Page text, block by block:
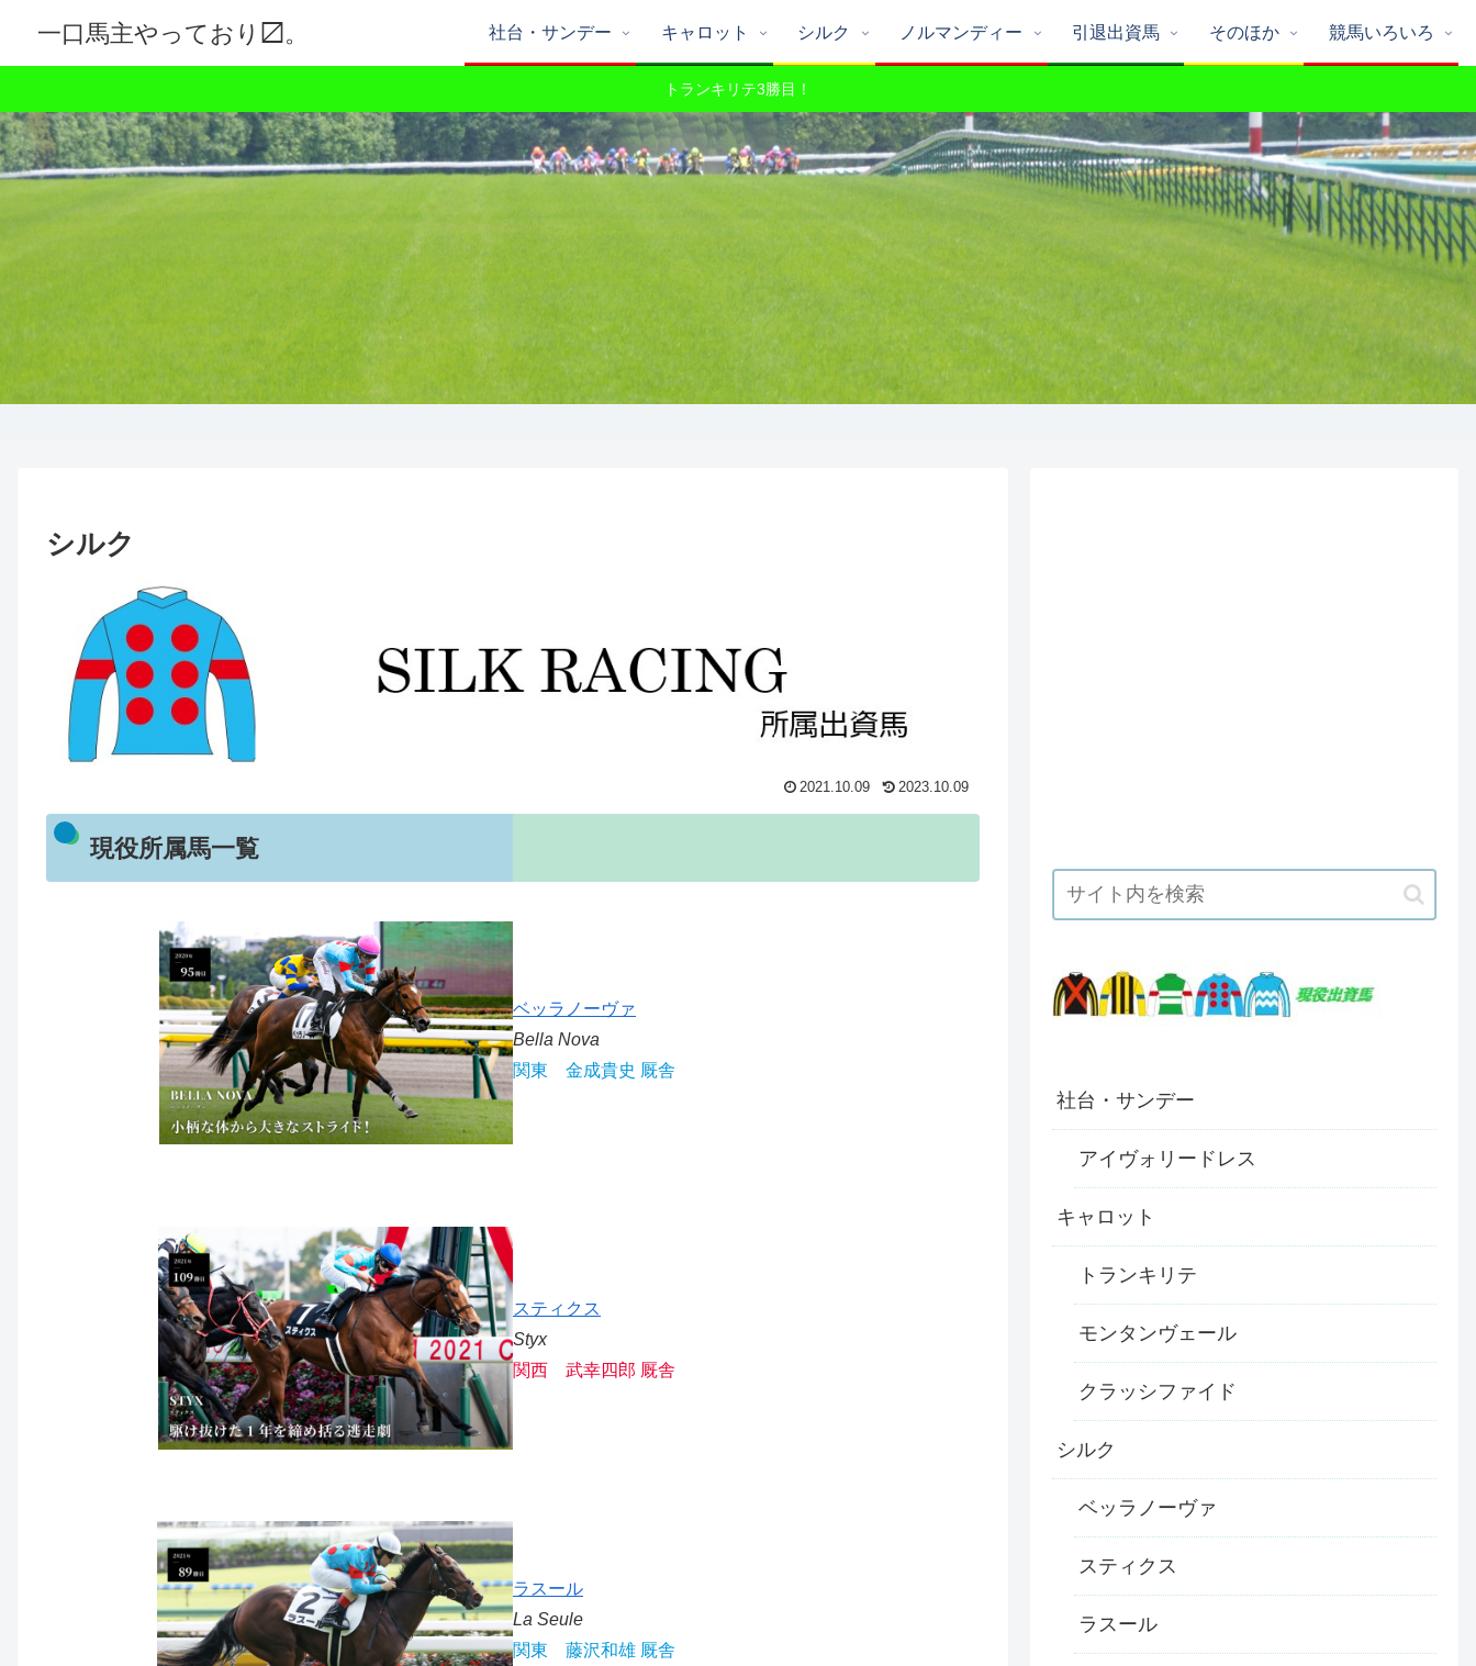
一口馬主やっており〼。 社台・サンデー キャロット シルク ノルマンディー 引退出資馬 そのほか 競馬いろいろ
トランキリテ3勝目！
シルク
2021.10.09 2023.10.09
現役所属馬一覧
ベッラノーヴァ
Bella Nova
関東 金成貴史 厩舎
スティクス
Styx
関西 武幸四郎 厩舎
ラスール
La Seule
関東 藤沢和雄 厩舎
社台・サンデー
アイヴォリードレス
キャロット
トランキリテ
モンタンヴェール
クラッシファイド
シルク
ベッラノーヴァ
スティクス
ラスール